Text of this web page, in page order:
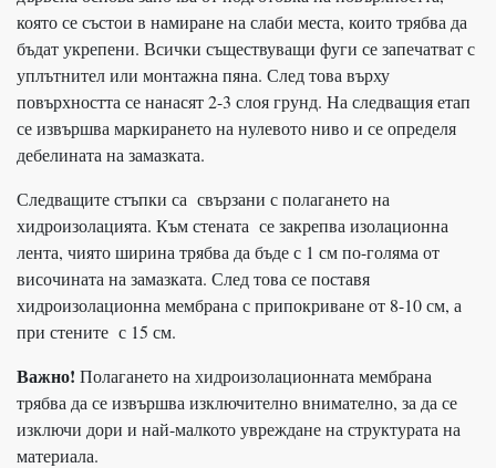
която се състои в намиране на слаби места, които трябва да
бъдат укрепени. Всички съществуващи фуги се запечатват с
уплътнител или монтажна пяна. След това върху
повърхността се нанасят 2-3 слоя грунд. На следващия етап
се извършва маркирането на нулевото ниво и се определя
дебелината на замазката.
Следващите стъпки са свързани с полагането на
хидроизолацията. Към стената се закрепва изолационна
лента, чиято ширина трябва да бъде с 1 см по-голяма от
височината на замазката. След това се поставя
хидроизолационна мембрана с припокриване от 8-10 см, а
при стените с 15 см.
Важно! Полагането на хидроизолационната мембрана
трябва да се извършва изключително внимателно, за да се
изключи дори и най-малкото увреждане на структурата на
материала.